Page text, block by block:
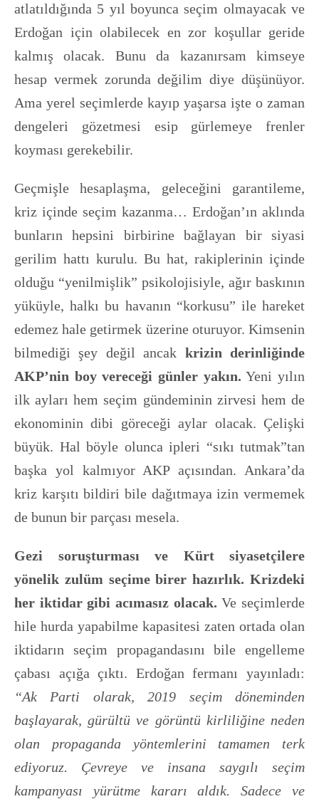
atlatıldığında 5 yıl boyunca seçim olmayacak ve
Erdoğan için olabilecek en zor koşullar geride
kalmış olacak. Bunu da kazanırsam kimseye
hesap vermek zorunda değilim diye düşünüyor.
Ama yerel seçimlerde kayıp yaşarsa işte o zaman
dengeleri gözetmesi esip gürlemeye frenler
koyması gerekebilir.
Geçmişle hesaplaşma, geleceğini garantileme,
kriz içinde seçim kazanma… Erdoğan’ın aklında
bunların hepsini birbirine bağlayan bir siyasi
gerilim hattı kurulu. Bu hat, rakiplerinin içinde
olduğu “yenilmişlik” psikolojisiyle, ağır baskının
yüküyle, halkı bu havanın “korkusu” ile hareket
edemez hale getirmek üzerine oturuyor. Kimsenin
bilmediği şey değil ancak krizin derinliğinde
AKP’nin boy vereceği günler yakın. Yeni yılın
ilk ayları hem seçim gündeminin zirvesi hem de
ekonominin dibi göreceği aylar olacak. Çelişki
büyük. Hal böyle olunca ipleri “sıkı tutmak”tan
başka yol kalmıyor AKP açısından. Ankara’da
kriz karşıtı bildiri bile dağıtmaya izin vermemek
de bunun bir parçası mesela.
Gezi soruşturması ve Kürt siyasetçilere
yönelik zulüm seçime birer hazırlık. Krizdeki
her iktidar gibi acımasız olacak. Ve seçimlerde
hile hurda yapabilme kapasitesi zaten ortada olan
iktidarın seçim propagandasını bile engelleme
çabası açığa çıktı. Erdoğan fermanı yayınladı:
“Ak Parti olarak, 2019 seçim döneminden
başlayarak, gürültü ve görüntü kirliliğine neden
olan propaganda yöntemlerini tamamen terk
ediyoruz. Çevreye ve insana saygılı seçim
kampanyası yürütme kararı aldık. Sadece ve